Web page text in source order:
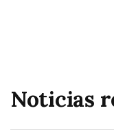
Noticias